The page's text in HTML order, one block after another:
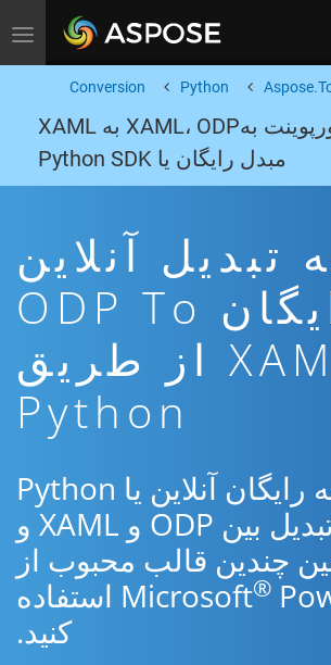
Toggle navigation
Python
Conversion
تبدیل پاورپوینت بهXAML، ODP به XAML
مبدل رایگان یا Python SDK
تبدیل آنلاین
رایگان ODP To
XAML از طریق
Python
از برنامه رایگان آنلاین یا Python
SDK برای تبدیل بین ODP و XAML و
چندین قالب محبوب از
Microsoft®
PowerPoint استفاده
کنید.